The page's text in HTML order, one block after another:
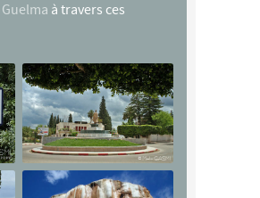
Guelma à travers ces